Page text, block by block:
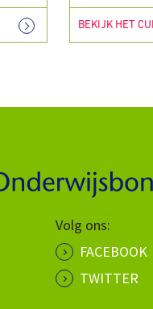
BEKIJK HET
Volg ons:
FACEBOOK
TWITTER